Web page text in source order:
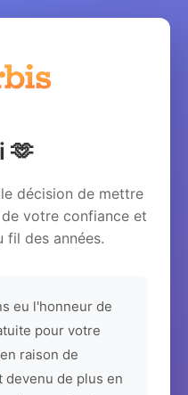
🫶
décision de mettre
votre confiance et
fil des années.
eu l'honneur de
pour votre
raison de
devenu de plus en